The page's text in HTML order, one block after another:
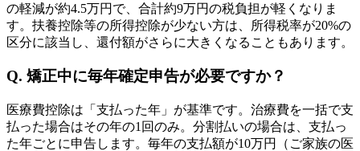
の軽減が約4.5万円で、合計約9万円の税負担が軽くなりま
す。扶養控除等の所得控除が少ない方は、所得税率が20%の
区分に該当し、還付額がさらに大きくなることもあります。
Q. 矯正中に毎年確定申告が必要ですか？
医療費控除は「支払った年」が基準です。治療費を一括で支
払った場合はその年の1回のみ。分割払いの場合は、支払っ
た年ごとに申告します。毎年の支払額が10万円（ご家族の医